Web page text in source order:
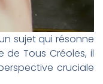
sujet qui résonne
de Tous Créoles, il
cruciale